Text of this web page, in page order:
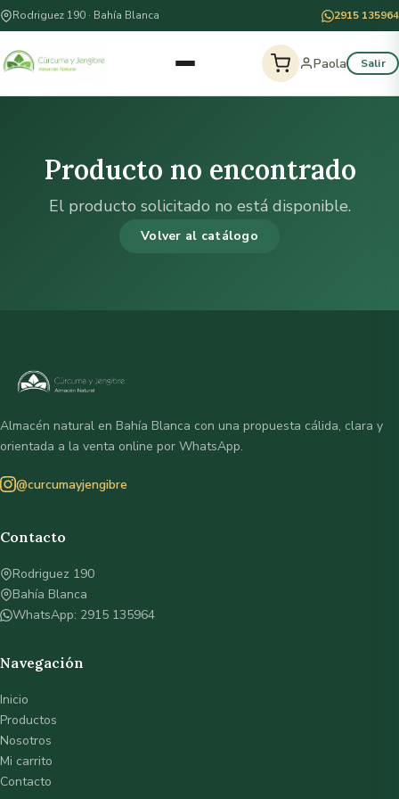
Rodriguez 190 · Bahía Blanca 2915 135964
Paola Salir
Producto no encontrado
El producto solicitado no está disponible.
Volver al catálogo
Almacén natural en Bahía Blanca con una propuesta cálida, clara y
orientada a la venta online por WhatsApp.
@curcumayjengibre
Contacto
Rodriguez 190
Bahía Blanca
WhatsApp: 2915 135964
Navegación
Inicio
Productos
Nosotros
Mi carrito
Contacto